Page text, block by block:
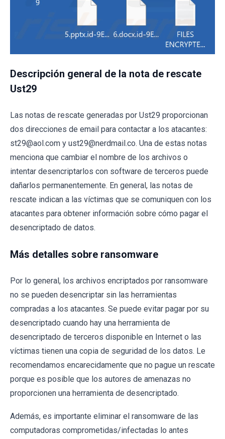
Descripción general de la nota de rescate
Ust29
Las notas de rescate generadas por Ust29 proporcionan
dos direcciones de email para contactar a los atacantes:
st29@aol.com y ust29@nerdmail.co. Una de estas notas
menciona que cambiar el nombre de los archivos o
intentar desencriptarlos con software de terceros puede
dañarlos permanentemente. En general, las notas de
rescate indican a las víctimas que se comuniquen con los
atacantes para obtener información sobre cómo pagar el
desencriptado de datos.
Más detalles sobre ransomware
Por lo general, los archivos encriptados por ransomware
no se pueden desencriptar sin las herramientas
compradas a los atacantes. Se puede evitar pagar por su
desencriptado cuando hay una herramienta de
desencriptado de terceros disponible en Internet o las
víctimas tienen una copia de seguridad de los datos. Le
recomendamos encarecidamente que no pague un rescate
porque es posible que los autores de amenazas no
proporcionen una herramienta de desencriptado.
Además, es importante eliminar el ransomware de las
computadoras comprometidas/infectadas lo antes